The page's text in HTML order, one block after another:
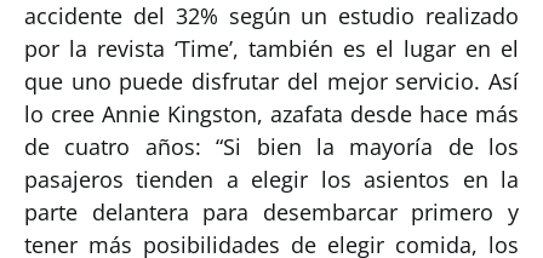
accidente del 32% según un estudio realizado
por la revista ‘Time’, también es el lugar en el
que uno puede disfrutar del mejor servicio. Así
lo cree Annie Kingston, azafata desde hace más
de cuatro años: “Si bien la mayoría de los
pasajeros tienden a elegir los asientos en la
parte delantera para desembarcar primero y
tener más posibilidades de elegir comida, los